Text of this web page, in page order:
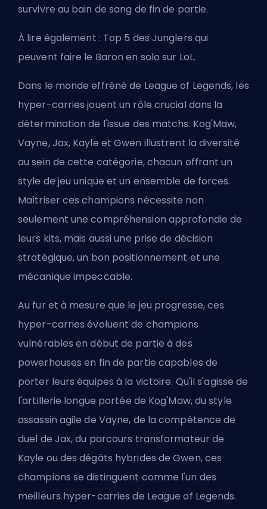
survivre au bain de sang de fin de partie.
À lire également : Top 5 des Junglers qui
peuvent faire le Baron en solo sur LoL.
Dans le monde effréné de League of Legends, les
hyper-carries jouent un rôle crucial dans la
détermination de l'issue des matchs. Kog'Maw,
Vayne, Jax, Kayle et Gwen illustrent la diversité
au sein de cette catégorie, chacun offrant un
style de jeu unique et un ensemble de forces.
Maîtriser ces champions nécessite non
seulement une compréhension approfondie de
leurs kits, mais aussi une prise de décision
stratégique, un bon positionnement et une
mécanique impeccable.
Au fur et à mesure que le jeu progresse, ces
hyper-carries évoluent de champions
vulnérables en début de partie à des
powerhouses en fin de partie capables de
porter leurs équipes à la victoire. Qu'il s'agisse de
l'artillerie longue portée de Kog'Maw, du style
assassin agile de Vayne, de la compétence de
duel de Jax, du parcours transformateur de
Kayle ou des dégâts hybrides de Gwen, ces
champions se distinguent comme l'un des
meilleurs hyper-carries de League of Legends.